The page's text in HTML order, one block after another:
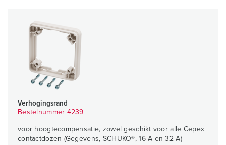
Verhogingsrand
Bestelnummer 4239
voor hoogtecompensatie, zowel geschikt voor alle Cepex
contactdozen (Gegevens, SCHUKO®, 16 A en 32 A)